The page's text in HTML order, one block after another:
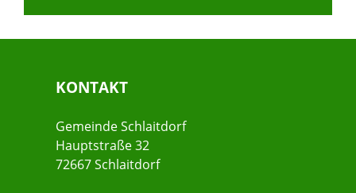
KONTAKT
Gemeinde Schlaitdorf
Hauptstraße 32
72667 Schlaitdorf